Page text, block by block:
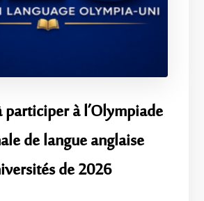
à l’Olympiade
de langue anglaise
de 2026